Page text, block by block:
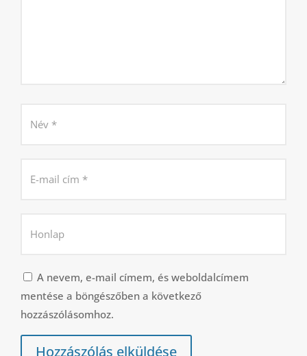
A nevem, e-mail címem, és weboldalcímem
mentése a böngészőben a következő
hozzászólásomhoz.
Hozzászólás elküldése